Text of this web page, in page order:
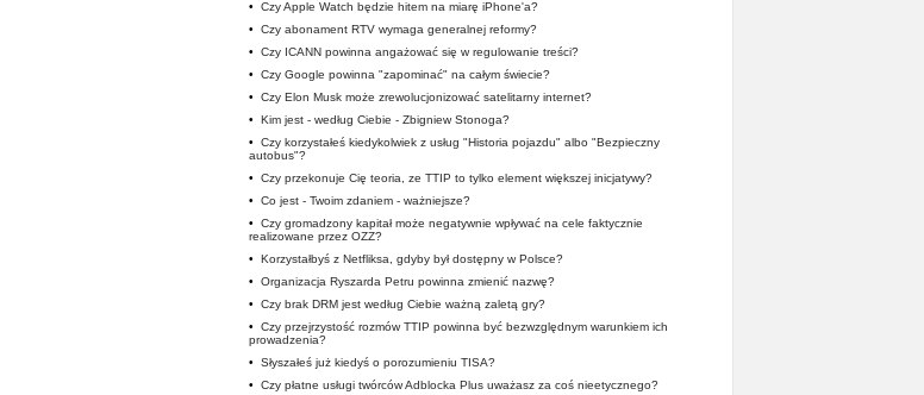
• Czy Apple Watch będzie hitem na miarę iPhone'a?
• Czy abonament RTV wymaga generalnej reformy?
• Czy ICANN powinna angażować się w regulowanie treści?
• Czy Google powinna "zapominać" na całym świecie?
• Czy Elon Musk może zrewolucjonizować satelitarny internet?
• Kim jest - według Ciebie - Zbigniew Stonoga?
• Czy korzystałeś kiedykolwiek z usług "Historia pojazdu" albo "Bezpieczny
autobus"?
• Czy przekonuje Cię teoria, ze TTIP to tylko element większej inicjatywy?
• Co jest - Twoim zdaniem - ważniejsze?
• Czy gromadzony kapitał może negatywnie wpływać na cele faktycznie
realizowane przez OZZ?
• Korzystałbyś z Netfliksa, gdyby był dostępny w Polsce?
• Organizacja Ryszarda Petru powinna zmienić nazwę?
• Czy brak DRM jest według Ciebie ważną zaletą gry?
• Czy przejrzystość rozmów TTIP powinna być bezwzględnym warunkiem ich
prowadzenia?
• Słyszałeś już kiedyś o porozumieniu TISA?
• Czy płatne usługi twórców Adblocka Plus uważasz za coś nieetycznego?